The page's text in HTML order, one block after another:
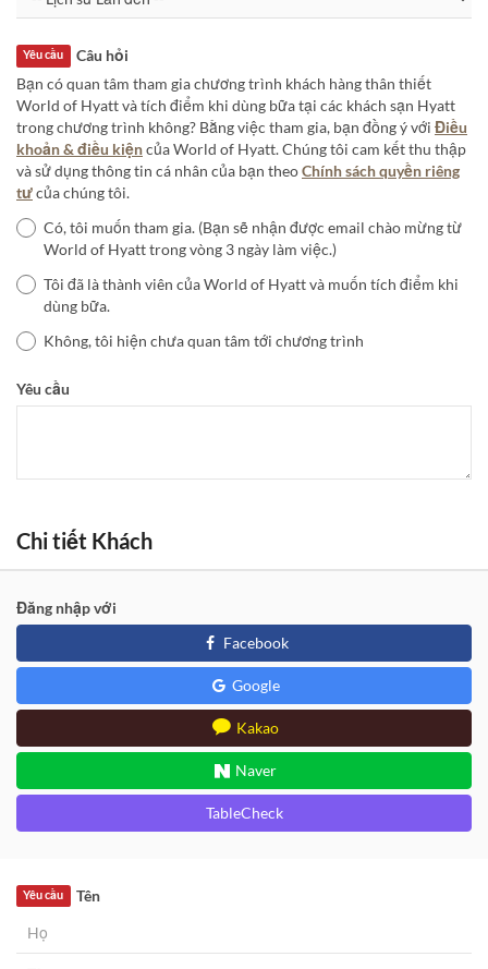
Câu hỏi
Yêu cầu
Bạn có quan tâm tham gia chương trình khách hàng thân thiết
World of Hyatt và tích điểm khi dùng bữa tại các khách sạn Hyatt
trong chương trình không? Bằng việc tham gia, bạn đồng ý với Điều
khoản & điều kiệncủa World of Hyatt. Chúng tôi cam kết thu thập
và sử dụng thông tin cá nhân của bạn theoChính sách quyền riêng
tưcủa chúng tôi.
Có, tôi muốn tham gia. (Bạn sẽ nhận được email chào mừng từ
World of Hyatt trong vòng 3 ngày làm việc.)
Tôi đã là thành viên của World of Hyatt và muốn tích điểm khi
dùng bữa.
Không, tôi hiện chưa quan tâm tới chương trình
Yêu cầu
Chi tiết Khách
Đăng nhập với
Facebook
Google
Kakao
Naver
TableCheck
Tên
Yêu cầu